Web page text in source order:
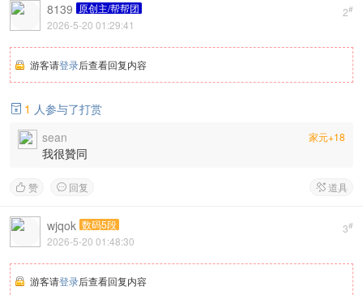
2#
8139 原创主/帮帮团
2026-5-20 01:29:41
游客请登录后查看回复内容
 1 人参与了打赏
家元+18
sean
我很贊同
 赞  回复  道具
3#
wjqok 数码5段
2026-5-20 01:48:30
游客请登录后查看回复内容